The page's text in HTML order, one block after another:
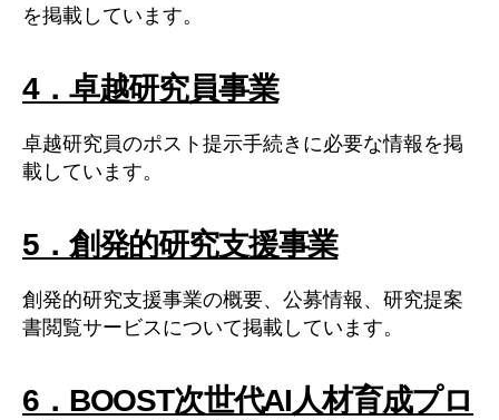
を掲載しています。
4．卓越研究員事業
卓越研究員のポスト提示手続きに必要な情報を掲
載しています。
5．創発的研究支援事業
創発的研究支援事業の概要、公募情報、研究提案
書閲覧サービスについて掲載しています。
6．BOOST次世代AI人材育成プロ